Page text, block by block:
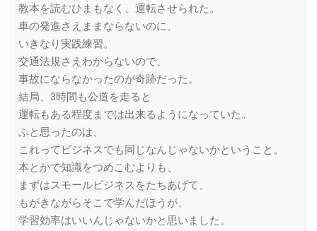
教本を読むひまもなく、運転させられた。
車の発進さえままならないのに、
いきなり実践練習。
交通法規さえわからないので、
事故にならなかったのが奇跡だった。
結局、3時間も公道を走ると
運転もある程度までは出来るようになっていた。
ふと思ったのは、
これってビジネスでも同じなんじゃないかということ。
本とかで知識をつめこむよりも、
まずはスモールビジネスをたちあげて、
もがきながらそこで学んだほうが、
学習効率はいいんじゃないかと思いました。